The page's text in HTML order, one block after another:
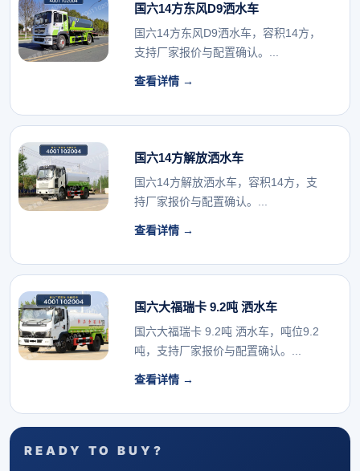
国六14方东风D9洒水车
国六14方东风D9洒水车，容积14方，
支持厂家报价与配置确认。...
查看详情 →
国六14方解放洒水车
国六14方解放洒水车，容积14方，支
持厂家报价与配置确认。...
查看详情 →
国六大福瑞卡 9.2吨 洒水车
国六大福瑞卡 9.2吨 洒水车，吨位9.2
吨，支持厂家报价与配置确认。...
查看详情 →
READY TO BUY?